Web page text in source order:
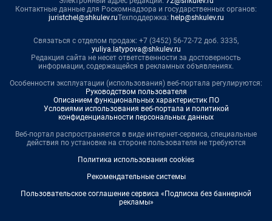
Контактные данные для Роскомнадзора и государственных органов:
juristchel@shkulev.ruТехподдержка: help@shkulev.ru
Связаться с отделом продаж: +7 (3452) 56-72-72 доб. 3335,
yuliya.latypova@shkulev.ru
Редакция сайта не несет ответственности за достоверность
информации, содержащейся в рекламных объявлениях.
Особенности эксплуатации (использования) веб-портала регулируются:
Руководством пользователя
Описанием функциональных характеристик ПО
Условиями использования веб-портала и политикой
конфиденциальности персональных данных
Веб-портал распространяется в виде интернет-сервиса, специальные
действия по установке на стороне пользователя не требуются
Политика использования cookies
Рекомендательные системы
Пользовательское соглашение сервиса «Подписка без баннерной
рекламы»